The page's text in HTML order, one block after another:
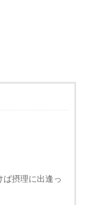
ば摂理に出逢っ